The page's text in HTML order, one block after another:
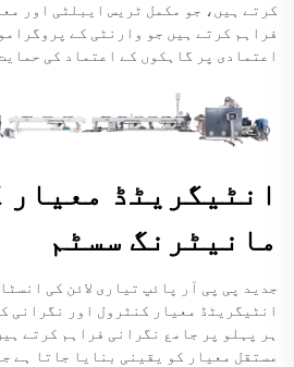
کرتے ہیں، جو مکمل ٹریس ایبلٹی اور
فراہم کرتے ہیں جو وارنٹی کے
اعتمادی پر گاہکوں کے اعتماد کی
انٹیگریٹڈ معیار
مانیٹرنگ سسٹم
جدید پی پی آر پائپ تیاری لائن کی
انٹیگریٹڈ معیار کنٹرول اور نگرانی
ہر پہلو پر جامع نگرانی فراہم کرتے
مستقل معیار کو یقینی بنایا جاتا ہے